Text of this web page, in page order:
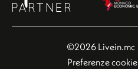
©2026 Livein.mc
Preferenze cookie